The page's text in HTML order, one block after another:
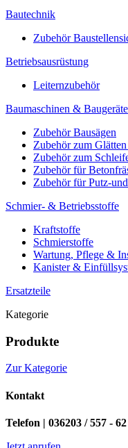
Bautechnik
Zubehör
Betriebsausrüstung
Leiternzubehör
Baumaschinen & Baugeräte
Zubehör Bausägen
Zubehör zum
Zubehör zum
Zubehör für
Zubehör für Putz-
Schmier- & Betriebsstoffe
Kraftstoffe
Schmierstoffe
Wartung, Pflege &
Kanister &
Ersatzteile
Kategorie
Produkte
Zur Kategorie
Kontakt
Telefon | 036203 / 557 - 62